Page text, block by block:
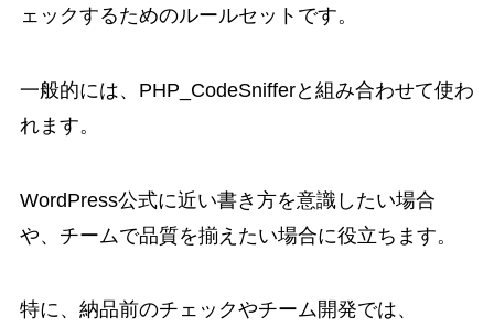
ェックするためのルールセットです。
一般的には、PHP_CodeSnifferと組み合わせて使わ
れます。
WordPress公式に近い書き方を意識したい場合
や、チームで品質を揃えたい場合に役立ちます。
特に、納品前のチェックやチーム開発では、